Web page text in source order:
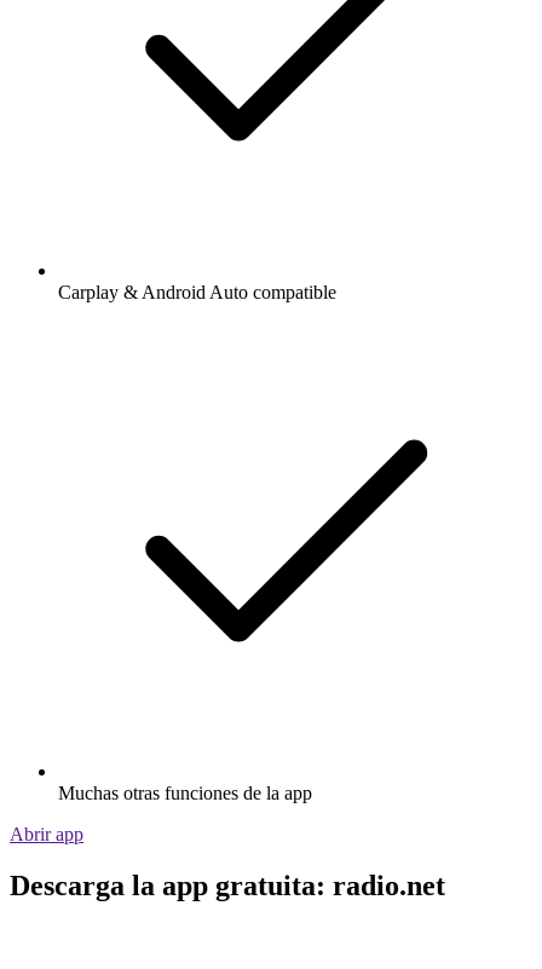
Carplay & Android Auto compatible
Muchas otras funciones de la app
Abrir app
Descarga la app gratuita: radio.net